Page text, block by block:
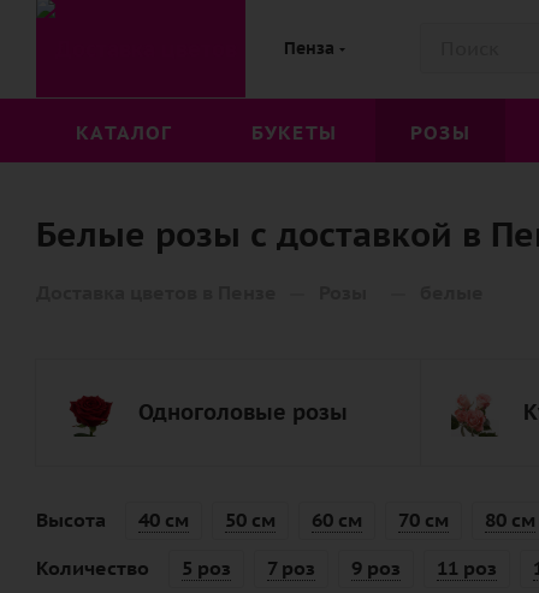
Пенза
КАТАЛОГ БУКЕТЫ РОЗЫ
Белые розы с доставкой в
Одноголовые розы
Высота 40 см 50 см 60 см 70 см 80 см
Количество
5 роз 7 роз 9 роз 11 роз